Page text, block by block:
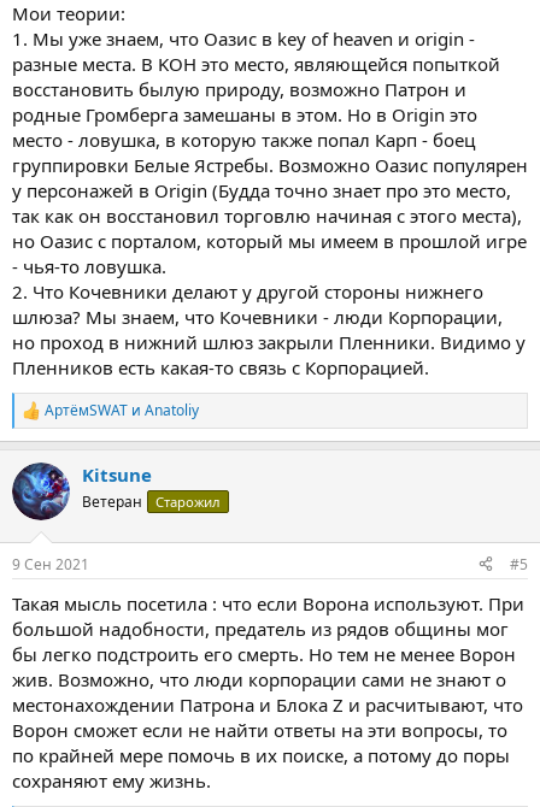
Мои теории:
1. Мы уже знаем, что Оазис в key of heaven и origin -
разные места. В KOH это место, являющейся попыткой
восстановить былую природу, возможно Патрон и
родные Громберга замешаны в этом. Но в Origin это
место - ловушка, в которую также попал Карп - боец
группировки Белые Ястребы. Возможно Оазис популярен
у персонажей в Origin (Будда точно знает про это место,
так как он восстановил торговлю начиная с этого места),
но Оазис с порталом, который мы имеем в прошлой игре
- чья-то ловушка.
2. Что Кочевники делают у другой стороны нижнего
шлюза? Мы знаем, что Кочевники - люди Корпорации,
но проход в нижний шлюз закрыли Пленники. Видимо у
Пленников есть какая-то связь с Корпорацией.
Р
е
к
ц
и
АртёмSWAT и Anatoliy
Kitsune
Ветеран Старожил
9 Сен 2021 #5
Такая мысль посетила : что если Ворона используют. При
большой надобности, предатель из рядов общины мог
бы легко подстроить его смерть. Но тем не менее Ворон
жив. Возможно, что люди корпорации сами не знают о
местонахождении Патрона и Блока Z и расчитывают, что
Ворон сможет если не найти ответы на эти вопросы, то
по крайней мере помочь в их поиске, а потому до поры
сохраняют ему жизнь.